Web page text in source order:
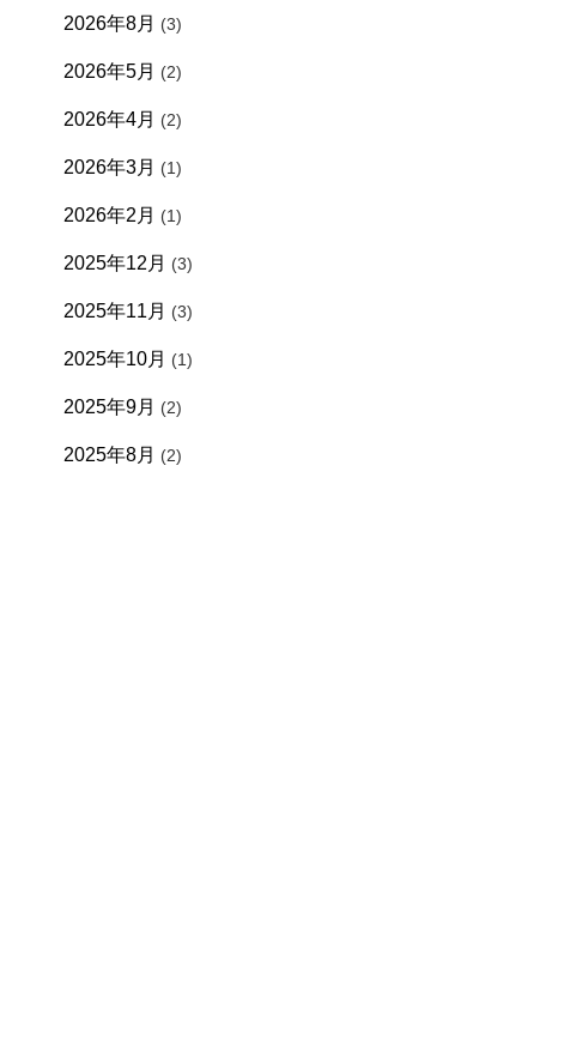
2026年8月 (3)
2026年5月 (2)
2026年4月 (2)
2026年3月 (1)
2026年2月 (1)
2025年12月 (3)
2025年11月 (3)
2025年10月 (1)
2025年9月 (2)
2025年8月 (2)